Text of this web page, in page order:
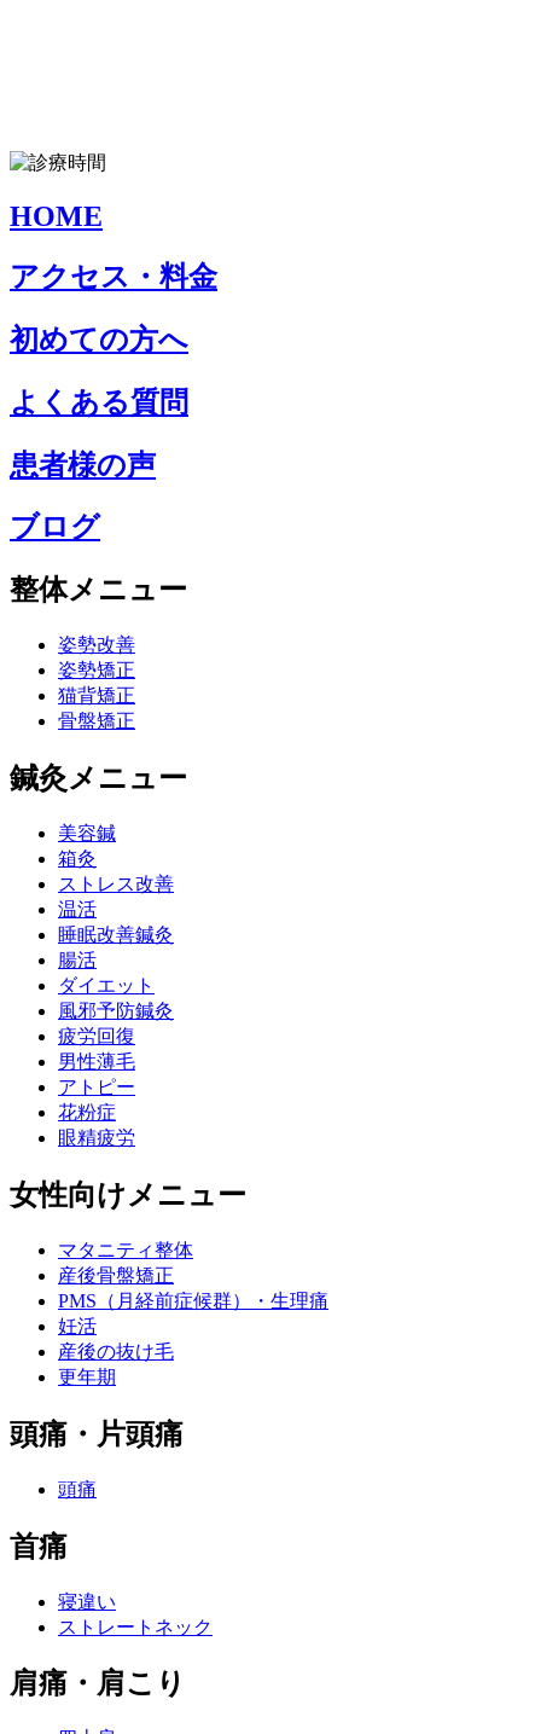
HOME
アクセス・料金
初めての方へ
よくある質問
患者様の声
ブログ
整体メニュー
姿勢改善
姿勢矯正
猫背矯正
骨盤矯正
鍼灸メニュー
美容鍼
箱灸
ストレス改善
温活
睡眠改善鍼灸
腸活
ダイエット
風邪予防鍼灸
疲労回復
男性薄毛
アトピー
花粉症
眼精疲労
女性向けメニュー
マタニティ整体
産後骨盤矯正
PMS（月経前症候群）・生理痛
妊活
産後の抜け毛
更年期
頭痛・片頭痛
頭痛
首痛
寝違い
ストレートネック
肩痛・肩こり